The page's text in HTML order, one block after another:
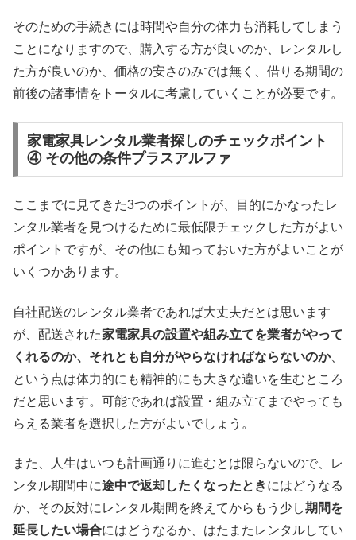
そのための手続きには時間や自分の体力も消耗してしまう
ことになりますので、購入する方が良いのか、レンタルし
た方が良いのか、価格の安さのみでは無く、借りる期間の
前後の諸事情をトータルに考慮していくことが必要です。
家電家具レンタル業者探しのチェックポイント
④ その他の条件プラスアルファ
ここまでに見てきた3つのポイントが、目的にかなったレ
ンタル業者を見つけるために最低限チェックした方がよい
ポイントですが、その他にも知っておいた方がよいことが
いくつかあります。
自社配送のレンタル業者であれば大丈夫だとは思います
が、配送された家電家具の設置や組み立てを業者がやって
くれるのか、それとも自分がやらなければならないのか、
という点は体力的にも精神的にも大きな違いを生むところ
だと思います。可能であれば設置・組み立てまでやっても
らえる業者を選択した方がよいでしょう。
また、人生はいつも計画通りに進むとは限らないので、レ
ンタル期間中に途中で返却したくなったときにはどうなる
か、その反対にレンタル期間を終えてからもう少し期間を
延長したい場合にはどうなるか、はたまたレンタルしてい